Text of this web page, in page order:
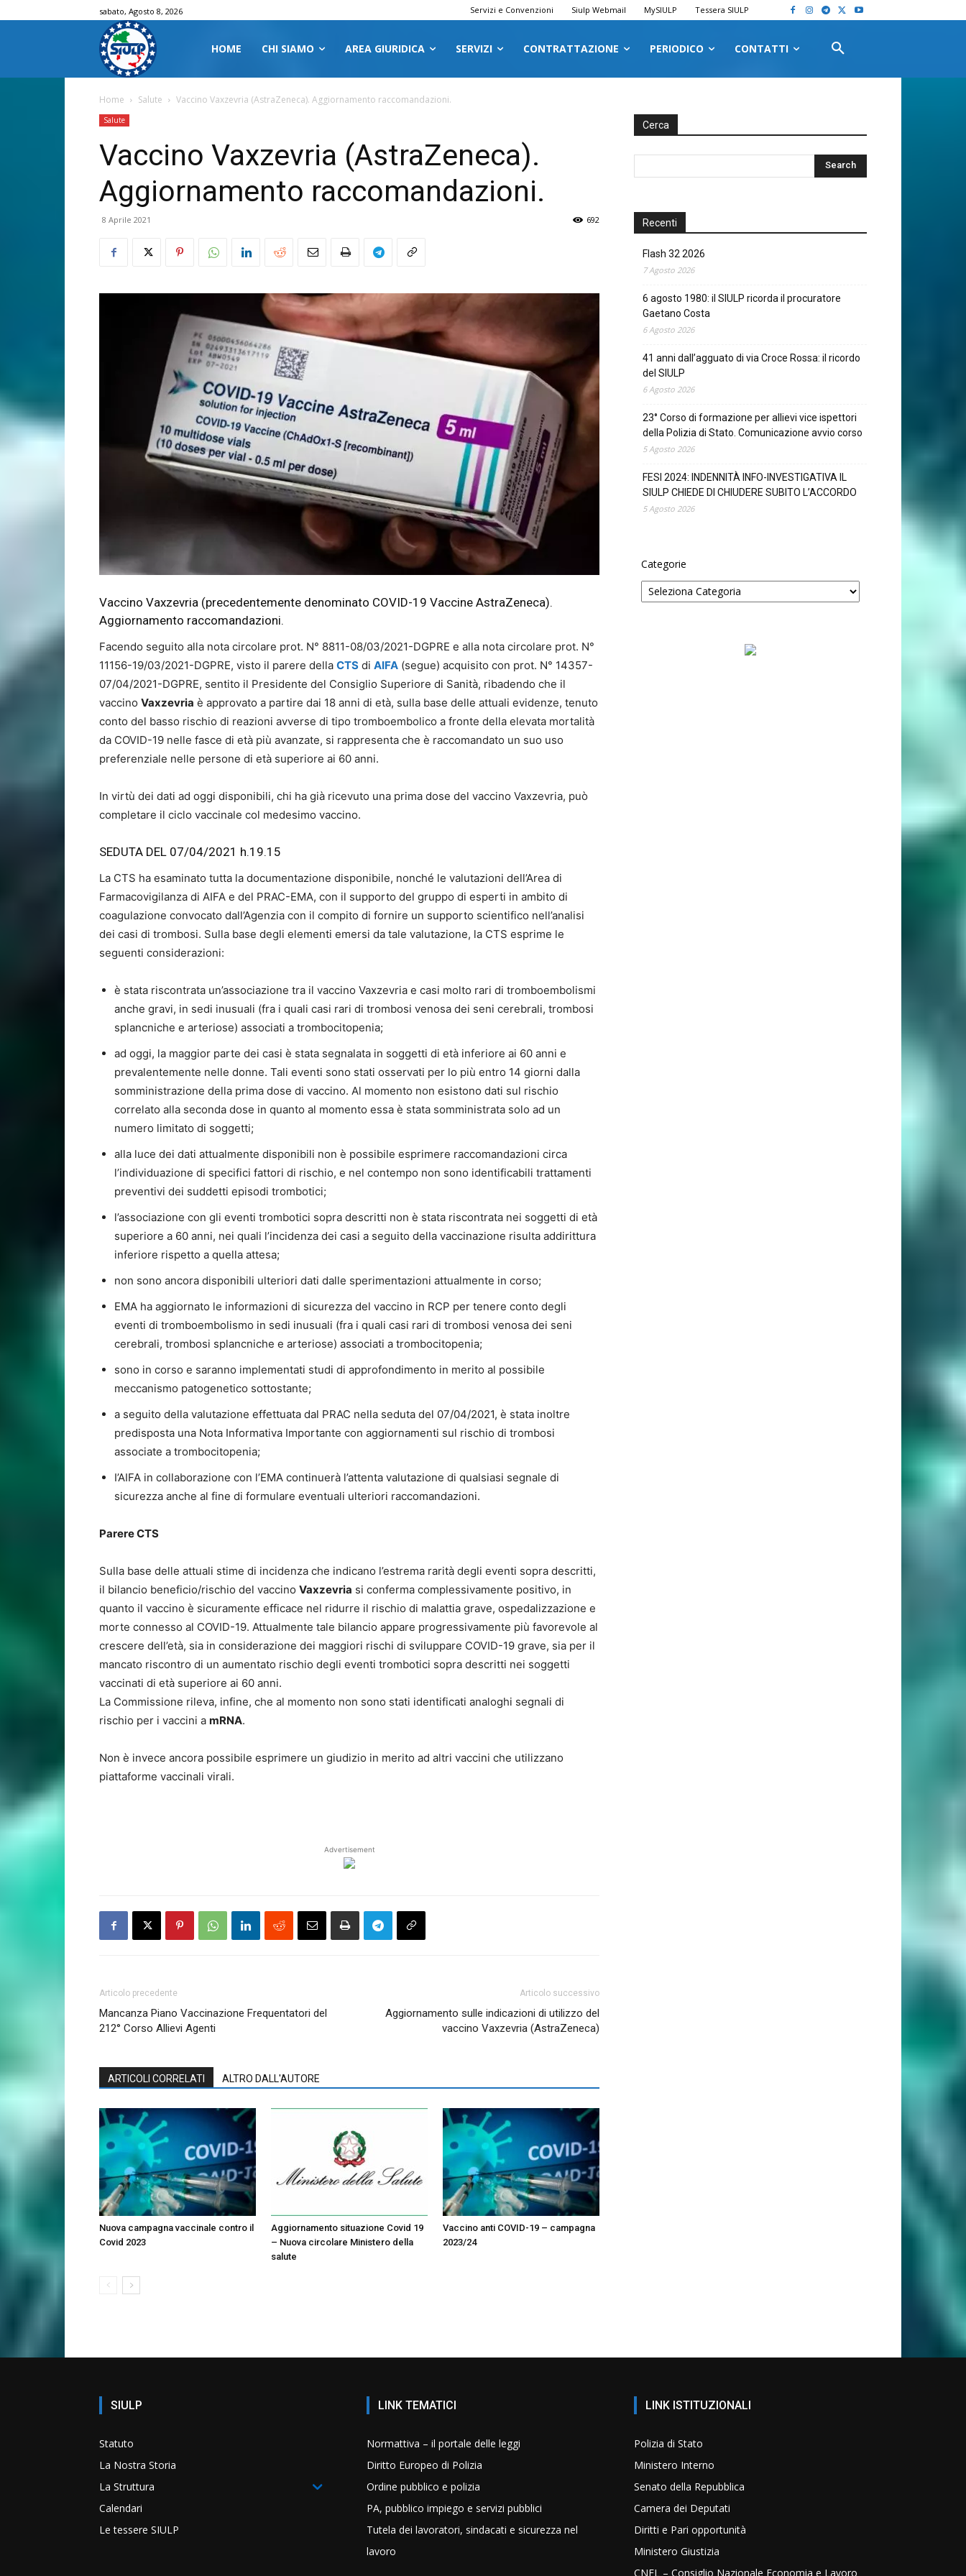
sabato, Agosto 8, 2026 Servizi e Convenzioni Siulp Webmail MySIULP Tessera SIULP
HOME CHI SIAMO AREA GIURIDICA SERVIZI CONTRATTAZIONE PERIODICO CONTATTI
Home Salute Vaccino Vaxzevria (AstraZeneca). Aggiornamento raccomandazioni.
Salute
Vaccino Vaxzevria (AstraZeneca).
Aggiornamento raccomandazioni.
8 Aprile 2021 692
Vaccino Vaxzevria (precedentemente denominato COVID-19 Vaccine AstraZeneca).
Aggiornamento raccomandazioni.
Facendo seguito alla nota circolare prot. N° 8811-08/03/2021-DGPRE e alla nota circolare prot. N°
11156-19/03/2021-DGPRE, visto il parere della CTS di AIFA (segue) acquisito con prot. N° 14357-
07/04/2021-DGPRE, sentito il Presidente del Consiglio Superiore di Sanità, ribadendo che il
vaccino Vaxzevria è approvato a partire dai 18 anni di età, sulla base delle attuali evidenze, tenuto
conto del basso rischio di reazioni avverse di tipo tromboembolico a fronte della elevata mortalità
da COVID-19 nelle fasce di età più avanzate, si rappresenta che è raccomandato un suo uso
preferenziale nelle persone di età superiore ai 60 anni.
In virtù dei dati ad oggi disponibili, chi ha già ricevuto una prima dose del vaccino Vaxzevria, può
completare il ciclo vaccinale col medesimo vaccino.
SEDUTA DEL 07/04/2021 h.19.15
La CTS ha esaminato tutta la documentazione disponibile, nonché le valutazioni dell’Area di
Farmacovigilanza di AIFA e del PRAC-EMA, con il supporto del gruppo di esperti in ambito di
coagulazione convocato dall’Agenzia con il compito di fornire un supporto scientifico nell’analisi
dei casi di trombosi. Sulla base degli elementi emersi da tale valutazione, la CTS esprime le
seguenti considerazioni:
è stata riscontrata un’associazione tra il vaccino Vaxzevria e casi molto rari di tromboembolismi
anche gravi, in sedi inusuali (fra i quali casi rari di trombosi venosa dei seni cerebrali, trombosi
splancniche e arteriose) associati a trombocitopenia;
ad oggi, la maggior parte dei casi è stata segnalata in soggetti di età inferiore ai 60 anni e
prevalentemente nelle donne. Tali eventi sono stati osservati per lo più entro 14 giorni dalla
somministrazione della prima dose di vaccino. Al momento non esistono dati sul rischio
correlato alla seconda dose in quanto al momento essa è stata somministrata solo ad un
numero limitato di soggetti;
alla luce dei dati attualmente disponibili non è possibile esprimere raccomandazioni circa
l’individuazione di specifici fattori di rischio, e nel contempo non sono identificabili trattamenti
preventivi dei suddetti episodi trombotici;
l’associazione con gli eventi trombotici sopra descritti non è stata riscontrata nei soggetti di età
superiore a 60 anni, nei quali l’incidenza dei casi a seguito della vaccinazione risulta addirittura
inferiore rispetto a quella attesa;
non sono ancora disponibili ulteriori dati dalle sperimentazioni attualmente in corso;
EMA ha aggiornato le informazioni di sicurezza del vaccino in RCP per tenere conto degli
eventi di tromboembolismo in sedi inusuali (fra i quali casi rari di trombosi venosa dei seni
cerebrali, trombosi splancniche e arteriose) associati a trombocitopenia;
sono in corso e saranno implementati studi di approfondimento in merito al possibile
meccanismo patogenetico sottostante;
a seguito della valutazione effettuata dal PRAC nella seduta del 07/04/2021, è stata inoltre
predisposta una Nota Informativa Importante con aggiornamenti sul rischio di trombosi
associate a trombocitopenia;
I’AIFA in collaborazione con l’EMA continuerà l’attenta valutazione di qualsiasi segnale di
sicurezza anche al fine di formulare eventuali ulteriori raccomandazioni.
Parere CTS
Sulla base delle attuali stime di incidenza che indicano l’estrema rarità degli eventi sopra descritti,
il bilancio beneficio/rischio del vaccino Vaxzevria si conferma complessivamente positivo, in
quanto il vaccino è sicuramente efficace nel ridurre il rischio di malattia grave, ospedalizzazione e
morte connesso al COVID-19. Attualmente tale bilancio appare progressivamente più favorevole al
crescere dell’età, sia in considerazione dei maggiori rischi di sviluppare COVID-19 grave, sia per il
mancato riscontro di un aumentato rischio degli eventi trombotici sopra descritti nei soggetti
vaccinati di età superiore ai 60 anni.
La Commissione rileva, infine, che al momento non sono stati identificati analoghi segnali di
rischio per i vaccini a mRNA.
Non è invece ancora possibile esprimere un giudizio in merito ad altri vaccini che utilizzano
piattaforme vaccinali virali.
Advertisement
Articolo precedente
Mancanza Piano Vaccinazione Frequentatori del
212° Corso Allievi Agenti
Articolo successivo
Aggiornamento sulle indicazioni di utilizzo del
vaccino Vaxzevria (AstraZeneca)
ARTICOLI CORRELATI ALTRO DALL'AUTORE
Nuova campagna vaccinale contro il
Covid 2023
Aggiornamento situazione Covid 19
– Nuova circolare Ministero della
salute
Vaccino anti COVID-19 – campagna
2023/24
Cerca
Recenti
Flash 32 2026
7 Agosto 2026
6 agosto 1980: il SIULP ricorda il procuratore
Gaetano Costa
6 Agosto 2026
41 anni dall’agguato di via Croce Rossa: il ricordo
del SIULP
6 Agosto 2026
23° Corso di formazione per allievi vice ispettori
della Polizia di Stato. Comunicazione avvio corso
5 Agosto 2026
FESI 2024: INDENNITÀ INFO-INVESTIGATIVA IL
SIULP CHIEDE DI CHIUDERE SUBITO L’ACCORDO
5 Agosto 2026
Categorie
SIULP
Statuto
La Nostra Storia
La Struttura
Calendari
Le tessere SIULP
LINK TEMATICI
Normattiva – il portale delle leggi
Diritto Europeo di Polizia
Ordine pubblico e polizia
PA, pubblico impiego e servizi pubblici
Tutela dei lavoratori, sindacati e sicurezza nel
lavoro
LINK ISTITUZIONALI
Polizia di Stato
Ministero Interno
Senato della Repubblica
Camera dei Deputati
Diritti e Pari opportunità
Ministero Giustizia
CNEL – Consiglio Nazionale Economia e Lavoro